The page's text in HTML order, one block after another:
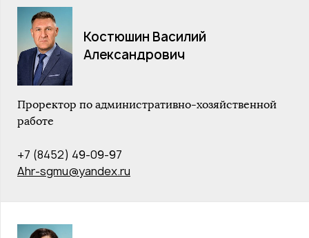
Костюшин Василий
Александрович
Проректор по административно-хозяйственной
работе
+7 (8452) 49-09-97
Ahr-sgmu@yandex.ru